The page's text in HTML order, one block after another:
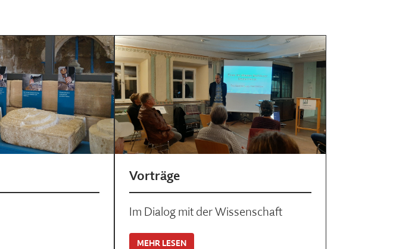
Vorträge
Im Dialog mit der Wissenschaft
MEHR LESEN